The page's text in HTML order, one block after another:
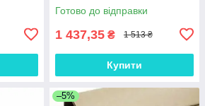
Готово до відправки
1 437,35 ₴ 1 513 ₴
Купити
–5%